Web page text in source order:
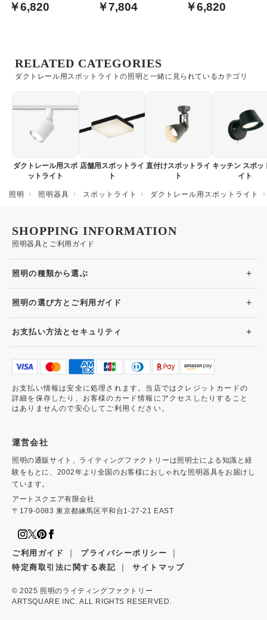
￥6,820 ￥7,804 ￥6,820
ダクトレール用スポットライトの照明と一緒に見られているカテゴリ
RELATED CATEGORIES
ダクトレール用スポ
ットライト
店舗用スポットライ
ト
直付けスポットライ
ト
キッチン スポッ
イト
照明 照明器具 スポットライト ダクトレール用スポットライト
照明器具とご利用ガイド
SHOPPING INFORMATION
照明の種類から選ぶ +
照明の選び方とご利用ガイド +
お支払い方法とセキュリティ +
お支払い情報は安全に処理されます。当店ではクレジットカードの
詳細を保存したり、お客様のカード情報にアクセスしたりすること
はありませんので安心してご利用ください。
運営会社
照明の通販サイト、ライティングファクトリーは照明士による知識と経
験をもとに、2002年より全国のお客様におしゃれな照明器具をお届けし
ています。
アートスクエア有限会社
〒179-0083 東京都練馬区平和台1-27-21 EAST
ご利用ガイド ｜ プライバシーポリシー ｜
特定商取引法に関する表記 ｜ サイトマップ
© 2025 照明のライティングファクトリー
ARTSQUARE INC. ALL RIGHTS RESERVED.